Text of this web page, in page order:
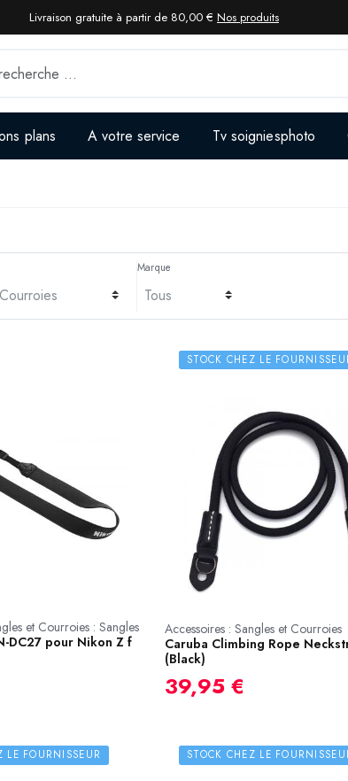
Livraison gratuite à partir de 80,00 € Nos produits
plans A votre service Tv soigniesphoto
Marque
et Courroies : Sangles
DC27 pour Nikon Z f
STOCK CHEZ LE
Accessoires : Sangles et Courroies
Caruba Climbing Rope
(Black)
39,95 €
LE FOURNISSEUR STOCK CHEZ LE